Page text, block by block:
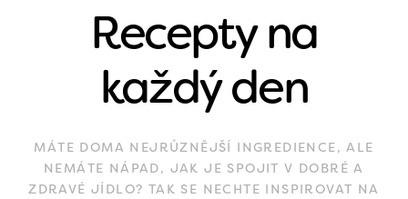
Recepty na
každý den
MÁTE DOMA NEJRŮZNĚJŠÍ INGREDIENCE, ALE
NEMÁTE NÁPAD, JAK JE SPOJIT V DOBRÉ A
ZDRAVÉ JÍDLO? TAK SE NECHTE INSPIROVAT NA